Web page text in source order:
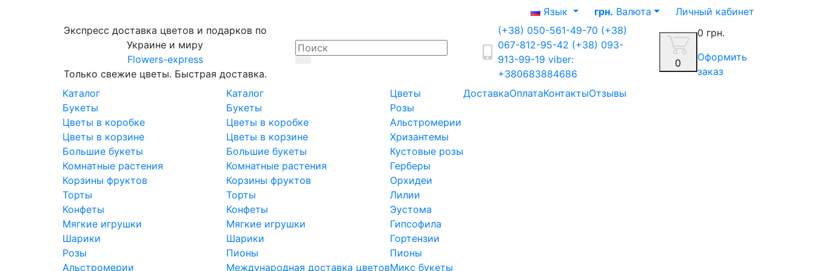
Язык грн. Валюта
Личный кабинет
Экспресс доставка цветов и подарков по
Украине и миру
Flowers-express
Только свежие цветы. Быстрая доставка.
(+38) 050-561-49-70 (+38)
067-812-95-42 (+38) 093-
913-99-19 viber:
+380683884686
0
0 грн.
Оформить
заказ
Каталог
Букеты
Цветы в коробке
Цветы в корзине
Большие букеты
Комнатные растения
Корзины фруктов
Торты
Конфеты
Мягкие игрушки
Шарики
Розы
Альстромерии
Каталог
Букеты
Цветы в коробке
Цветы в корзине
Большие букеты
Комнатные растения
Корзины фруктов
Торты
Конфеты
Мягкие игрушки
Шарики
Пионы
Международная доставка цветов
Цветы
Розы
Альстромерии
Хризантемы
Кустовые розы
Герберы
Орхидеи
Лилии
Эустома
Гипсофила
Гортензии
Пионы
Микс букеты
ДоставкаОплатаКонтактыОтзывы